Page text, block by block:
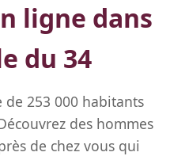
ligne dans
du 34
253 000 habitants
des hommes
de chez vous qui